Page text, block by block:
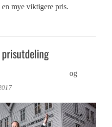
en mye viktigere pris.
og